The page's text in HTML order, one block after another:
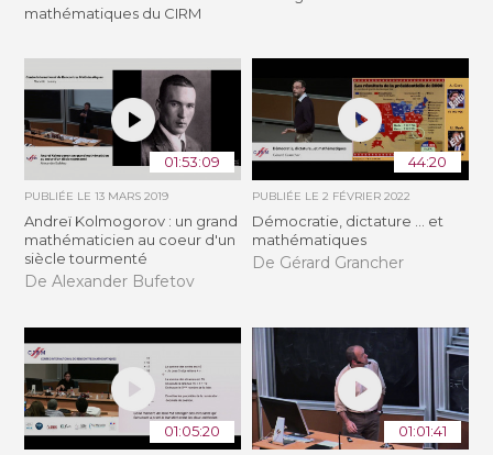
mathématiques du CIRM
01:53:09
PUBLIÉE LE13 MARS 2019
Andreï Kolmogorov : un grand
mathématicien au coeur d'un
siècle tourmenté
De Alexander Bufetov
44:20
PUBLIÉE LE 2 FÉVRIER 2022
Démocratie, dictature ... et
mathématiques
De Gérard Grancher
01:05:20 01:01:41